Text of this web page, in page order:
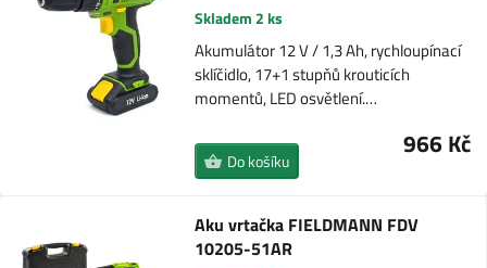
Skladem 2 ks
Akumulátor 12 V / 1,3 Ah, rychloupínací
sklíčidlo, 17+1 stupňů krouticích
momentů, LED osvětlení.…
966 Kč
Do košíku
Aku vrtačka FIELDMANN FDV
10205-51AR